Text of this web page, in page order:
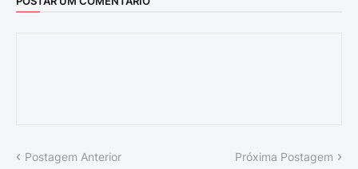
Postagem Anterior Próxima Postagem